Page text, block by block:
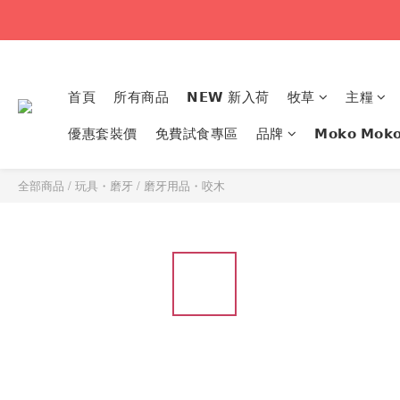
首頁 所有商品 𝗡𝗘𝗪 新入荷 牧草
主糧
優惠套裝價
免費試食專區 品牌 𝗠𝗼𝗸𝗼 𝗠𝗼𝗸𝗼
全部商品 / 玩具・磨牙 / 磨牙用品・咬木